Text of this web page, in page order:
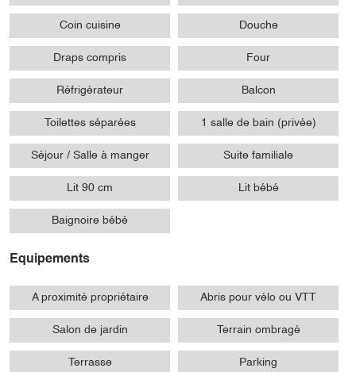
Coin cuisine Douche
Draps compris Four
Réfrigérateur Balcon
Toilettes séparées 1 salle de bain (privée)
Séjour / Salle à manger Suite familiale
Lit 90 cm Lit bébé
Baignoire bébé
Equipements
A proximité propriétaire Abris pour vélo ou VTT
Salon de jardin Terrain ombragé
Terrasse Parking